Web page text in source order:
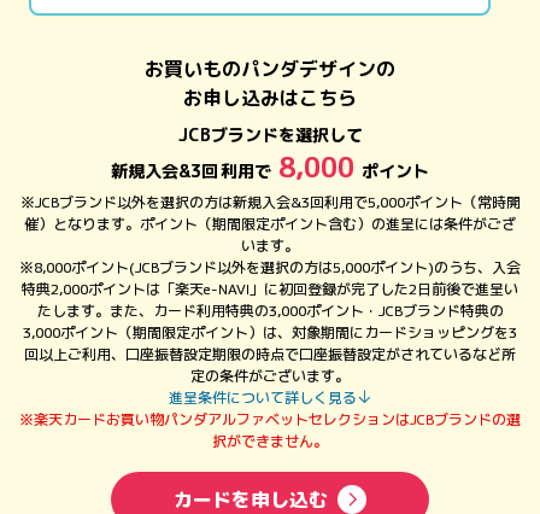
お買いものパンダデザインの
お申し込みはこちら
JCBブランドを選択して
新規入会&3回利用で8,000 ポイント
※JCBブランド以外を選択の方は新規入会&3回利用で5,000ポイント（常時開
催）となります。ポイント（期間限定ポイント含む）の進呈には条件がござ
います。
※8,000ポイント(JCBブランド以外を選択の方は5,000ポイント)のうち、入会
特典2,000ポイントは「楽天e-NAVI」に初回登録が完了した2日前後で進呈い
たします。また、カード利用特典の3,000ポイント・JCBブランド特典の
3,000ポイント（期間限定ポイント）は、対象期間にカードショッピングを3
回以上ご利用、口座振替設定期限の時点で口座振替設定がされているなど所
定の条件がございます。
進呈条件について詳しく見る
※楽天カードお買い物パンダアルファベットセレクションはJCBブランドの選
択ができません。
カードを申し込む